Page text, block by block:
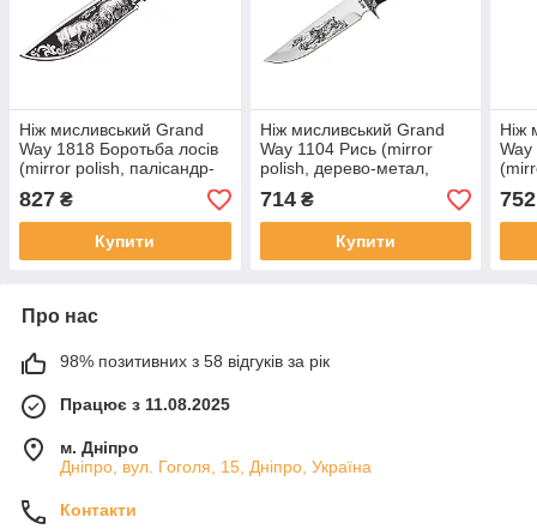
Ніж мисливський Grand
Way 1818 Боротьба лосів
(mirror polish, палісандр-
венге, чохол cordura)
827 ₴
Купити
Ніж мисливський Grand
Way 1104 Рись (mirror
polish, дерево-метал,
чохол cordura)
714₴
Купити
Ніж
Way
752
Про нас
98% позитивних з 58 відгуків за рік
Працює з 11.08.2025
м. Дніпро
Дніпро, вул. Гоголя, 15, Дніпро, Україна
Контакти